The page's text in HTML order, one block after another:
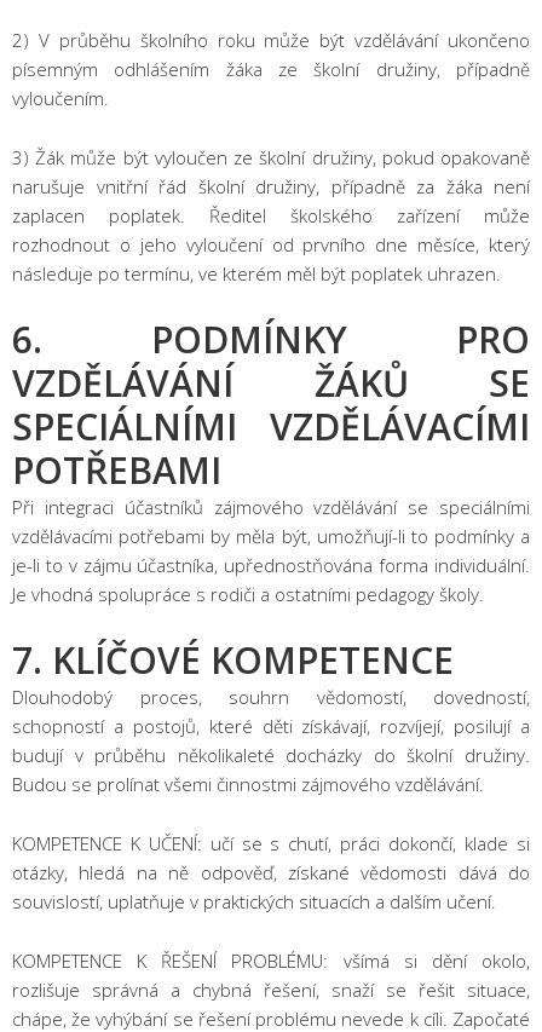
2) V průběhu školního roku může být vzdělávání ukončeno
písemným odhlášením žáka ze školní družiny, případně
vyloučením.
3) Žák může být vyloučen ze školní družiny, pokud opakovaně
narušuje vnitřní řád školní družiny, případně za žáka není
zaplacen poplatek. Ředitel školského zařízení může
rozhodnout o jeho vyloučení od prvního dne měsíce, který
následuje po termínu, ve kterém měl být poplatek uhrazen.
6. PODMÍNKY PRO
VZDĚLÁVÁNÍ ŽÁKŮ SE
SPECIÁLNÍMI VZDĚLÁVACÍMI
POTŘEBAMI
Při integraci účastníků zájmového vzdělávání se speciálními
vzdělávacími potřebami by měla být, umožňují-li to podmínky a
je-li to v zájmu účastníka, upřednostňována forma individuální.
Je vhodná spolupráce s rodiči a ostatními pedagogy školy.
7. KLÍČOVÉ KOMPETENCE
Dlouhodobý proces, souhrn vědomostí, dovedností,
schopností a postojů, které děti získávají, rozvíjejí, posilují a
budují v průběhu několikaleté docházky do školní družiny.
Budou se prolínat všemi činnostmi zájmového vzdělávání.
KOMPETENCE K UČENÍ: učí se s chutí, práci dokončí, klade si
otázky, hledá na ně odpověď, získané vědomosti dává do
souvislostí, uplatňuje v praktických situacích a dalším učení.
KOMPETENCE K ŘEŠENÍ PROBLÉMU: všímá si dění okolo,
rozlišuje správná a chybná řešení, snaží se řešit situace,
chápe, že vyhýbání se řešení problému nevede k cíli. Započaté